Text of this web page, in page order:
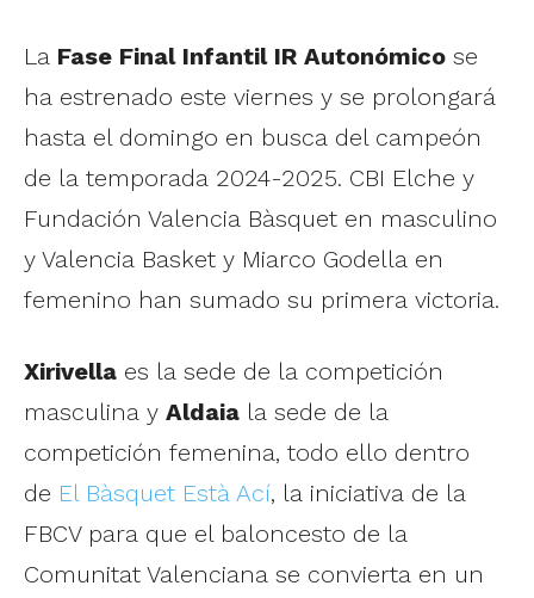
La Fase Final Infantil IR Autonómico se
ha estrenado este viernes y se prolongará
hasta el domingo en busca del campeón
de la temporada 2024-2025. CBI Elche y
Fundación Valencia Bàsquet en masculino
y Valencia Basket y Miarco Godella en
femenino han sumado su primera victoria.
Xirivella es la sede de la competición
masculina y Aldaia la sede de la
competición femenina, todo ello dentro
de El Bàsquet Està Ací, la iniciativa de la
FBCV para que el baloncesto de la
Comunitat Valenciana se convierta en un